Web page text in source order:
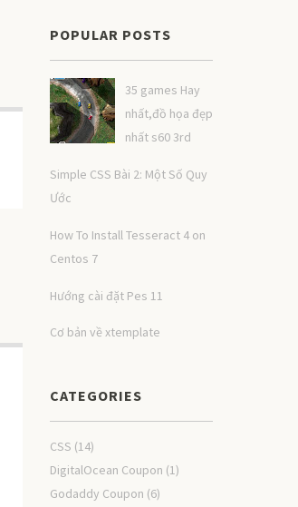
POPULAR POSTS
35 games Hay
nhất,đồ họa đẹp
nhất s60 3rd
Simple CSS Bài 2: Một Số Quy
Ước
How To Install Tesseract 4 on
Centos 7
Hướng cài đặt Pes 11
Cơ bản về xtemplate
CATEGORIES
CSS (14)
DigitalOcean Coupon (1)
Godaddy Coupon (6)